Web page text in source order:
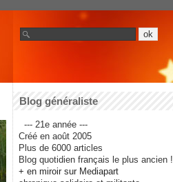
Blog généraliste
--- 21e année ---
Créé en août 2005
Plus de 6000 articles
Blog quotidien français le plus ancien !
+ en miroir sur Mediapart